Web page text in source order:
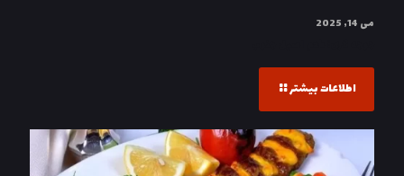
می 14, 2025
اطلاعات بیشتر